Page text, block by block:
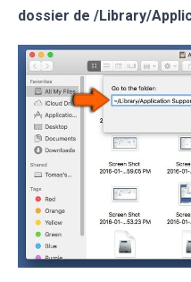
dossier de /Library/